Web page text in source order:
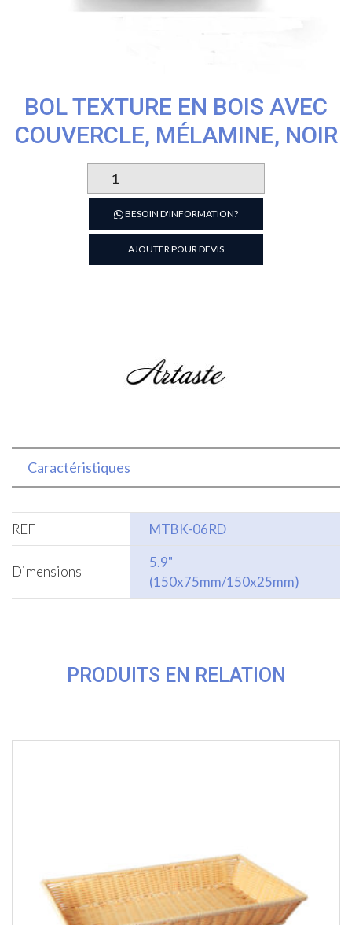
BOL TEXTURE EN BOIS AVEC
COUVERCLE, MÉLAMINE, NOIR
de
Bol
texture
en
bois
BESOIN D'INFORMATION?
AJOUTER POUR DEVIS
Caractéristiques
REF MTBK-06RD
Dimensions
5.9"
(150x75mm/150x25mm)
PRODUITS EN RELATION